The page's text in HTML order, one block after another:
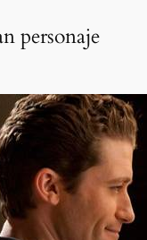
personaje